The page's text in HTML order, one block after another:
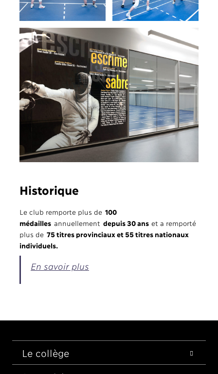
Historique
Le club remporte plus de 100
médailles annuellement depuis 30 ans et a remporté
plus de 75 titres provinciaux et 55 titres nationaux
individuels.
En savoir plus
Le collège